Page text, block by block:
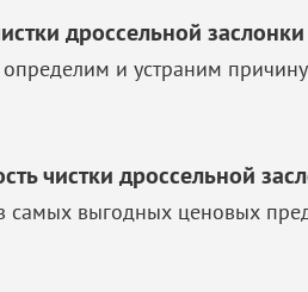
дроссельной
и устраним
чистки дроссельной
самых выгодных ценовых